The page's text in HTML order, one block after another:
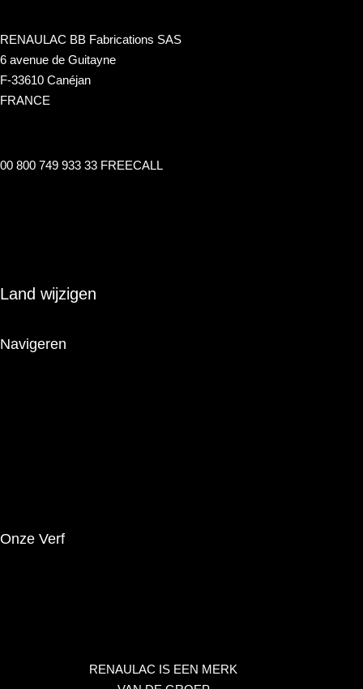
RENAULAC BB Fabrications SAS
6 avenue de Guitayne
F-33610 Canéjan
FRANCE
00 800 749 933 33 FREECALL
Land wijzigen
Navigeren
Onze Verf
RENAULAC IS EEN MERK